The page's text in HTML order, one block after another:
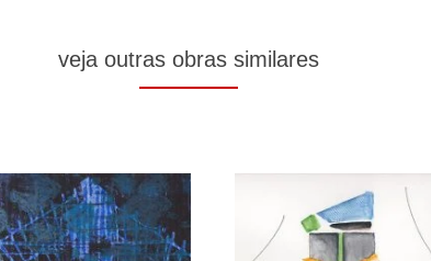
veja outras obras similares